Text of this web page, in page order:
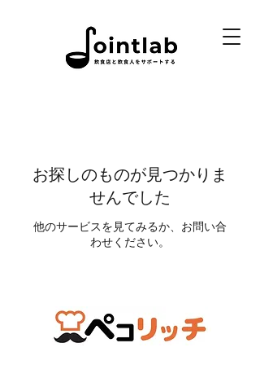
お探しのものが見つかりま
せんでした
他のサービスを見てみるか、お問い合
わせください。